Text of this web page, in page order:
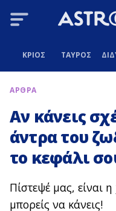
ΚΡΙΟΣ ΤΑΥΡΟΣ
ΑΡΘΡΑ
Αν κάνεις
άντρα του
το κεφάλι
Πίστεψέ μας, είναι
μπορείς να κάνεις!